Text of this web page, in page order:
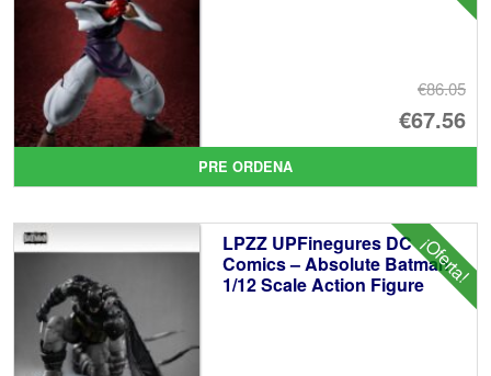
€86.05
El
€67.56
El
PRE ORDENA
¡Oferta!
LPZZ UPFinegures DC
Comics – Absolute Batman
1/12 Scale Action Figure